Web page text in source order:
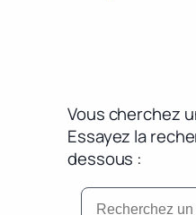
Vous cherchez
Essayez la
dessous :